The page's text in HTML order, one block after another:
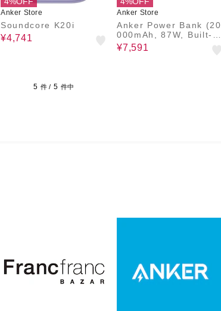
Anker Store
Soundcore K20i
¥4,741
Anker Store
Anker Power Bank (20
000mAh, 87W, Built-In
USB-C ケーブル)
¥7,591
5 件 / 5 件中